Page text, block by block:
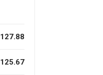
127.88
125.67